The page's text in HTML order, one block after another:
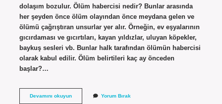
dolaşım bozulur. Ölüm habercisi nedir? Bunlar arasında
her şeyden önce ölüm olayından önce meydana gelen ve
ölümü çağrıştıran unsurlar yer alır. Örneğin, ev eşyalarının
gıcırdaması ve gıcırtıları, kayan yıldızlar, uluyan köpekler,
baykuş sesleri vb. Bunlar halk tarafından ölümün habercisi
olarak kabul edilir. Ölüm belirtileri kaç ay önceden
başlar?…
Devamını okuyunÖlümü
Yorum Bırak